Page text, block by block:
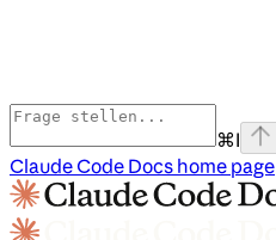
⌘I
Claude Code Docs home page